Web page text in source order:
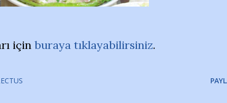
için buraya tıklayabilirsiniz.